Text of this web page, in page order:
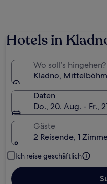
Hotels in
Wo soll’s hingehen?
Kladno,
Daten
Do., 20. Aug. - Fr.,
Gäste
2 Reisende, 1
Ich reise geschäftlich